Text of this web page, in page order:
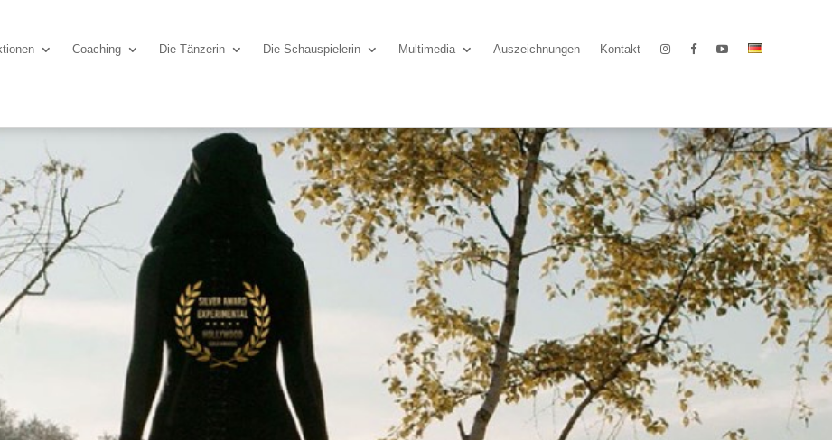
Coaching Die Tänzerin Die Schauspielerin Multimedia Auszeichnungen Kontakt